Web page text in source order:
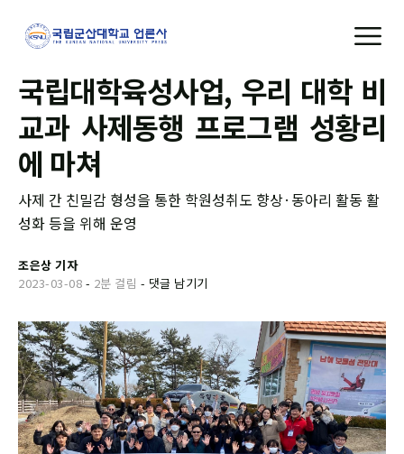
국립대학육성사업, 우리 대학 비
교과 사제동행 프로그램 성황리
에 마쳐
사제 간 친밀감 형성을 통한 학원성취도 향상·동아리 활동 활
성화 등을 위해 운영
조은상 기자
2023-03-08 - 2분 걸림 - 댓글 남기기